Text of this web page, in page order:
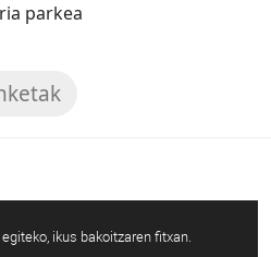
parkea
ikus bakoitzaren fitxan.